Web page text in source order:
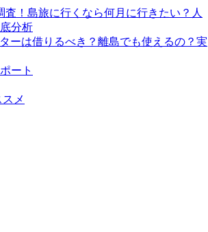
査！島旅に行くなら何月に行きたい？人
分析
ーは借りるべき？離島でも使えるの？実